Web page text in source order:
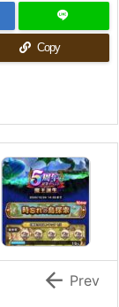
Copy
 Prev